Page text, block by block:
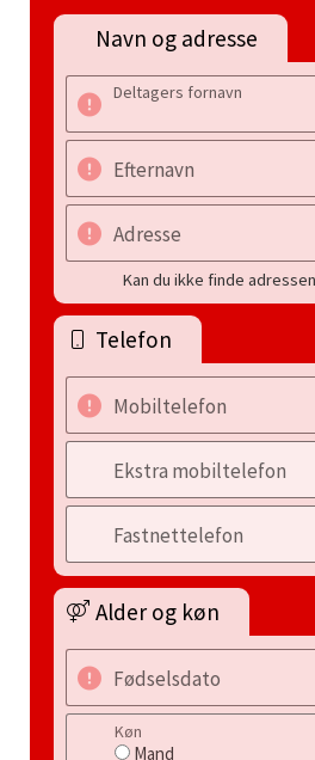
Navn og adresse
Deltagers fornavn
Efternavn
Adresse
Kan du ikke finde
Telefon
Mobiltelefon
Ekstra mobiltelefon
Fastnettelefon
Alder og køn
Fødselsdato
Køn
Mand